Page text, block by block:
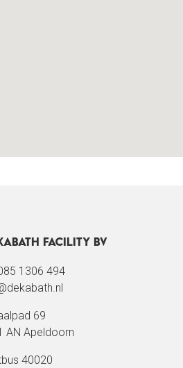
Facility BV
1306 494
69
AN Apeldoorn
40020